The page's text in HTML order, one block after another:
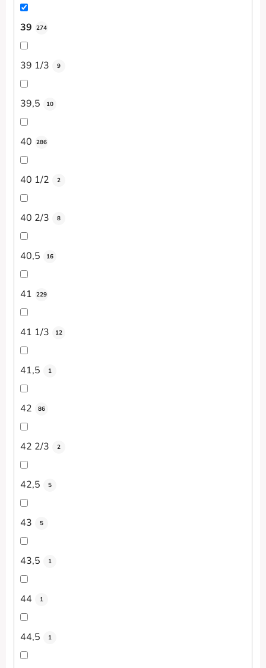
39 274
39 1/3 9
39,5 10
40 286
40 1/2 2
40 2/3 8
40,5 16
41 229
41 1/3 12
41,5 1
42 86
42 2/3 2
42,5 5
43 5
43,5 1
44 1
44,5 1